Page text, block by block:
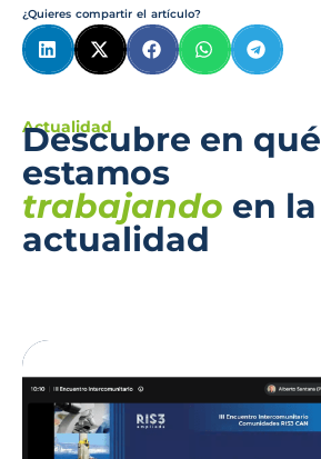
¿Quieres compartir el artículo?
Actualidad
Descubre en qué
estamos
trabajando en la
actualidad